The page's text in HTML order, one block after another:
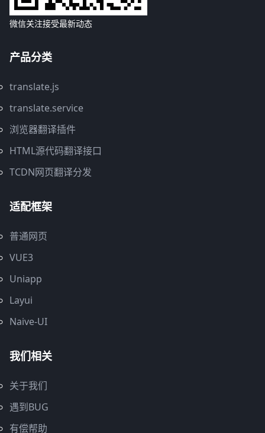
微信关注接受最新动态
产品分类
translate.js
translate.service
浏览器翻译插件
HTML源代码翻译接口
TCDN网页翻译分发
适配框架
普通网页
VUE3
Uniapp
Layui
Naive-UI
我们相关
关于我们
遇到BUG
有偿帮助